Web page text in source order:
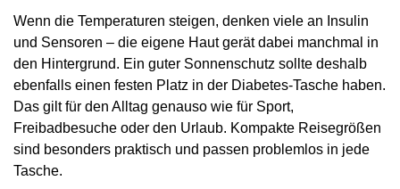
Wenn die Temperaturen steigen, denken viele an Insulin
und Sensoren – die eigene Haut gerät dabei manchmal in
den Hintergrund. Ein guter Sonnenschutz sollte deshalb
ebenfalls einen festen Platz in der Diabetes-Tasche haben.
Das gilt für den Alltag genauso wie für Sport,
Freibadbesuche oder den Urlaub. Kompakte Reisegrößen
sind besonders praktisch und passen problemlos in jede
Tasche.